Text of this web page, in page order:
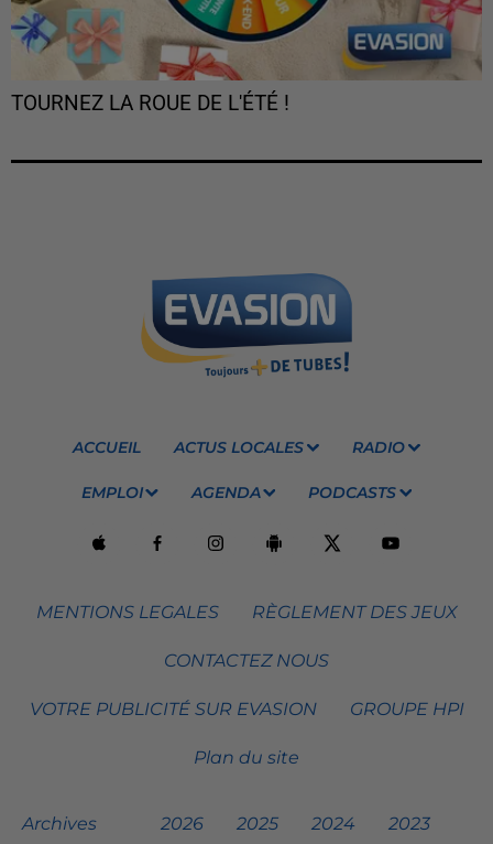
TOURNEZ LA ROUE DE L'ÉTÉ !
ACCUEIL ACTUS LOCALES RADIO
EMPLOI AGENDA PODCASTS
MENTIONS LEGALES RÈGLEMENT DES JEUX
CONTACTEZ NOUS
VOTRE PUBLICITÉ SUR EVASION GROUPE HPI
Plan du site
Archives 2026 2025 2024 2023